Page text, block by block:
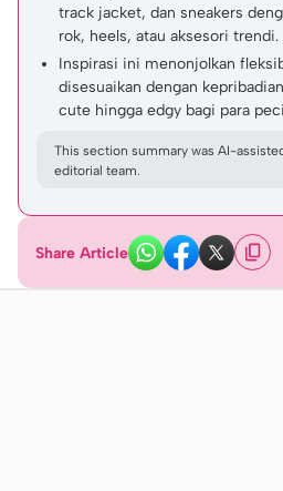
track jacket, dan sneakers
rok, heels, atau aksesori trendi.
Inspirasi ini menonjolkan
disesuaikan dengan
cute hingga edgy bagi para
This section summary was AI-
editorial team.
Share Article